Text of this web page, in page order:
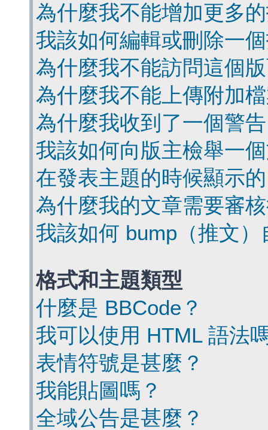
為什麼我不能增加更多
我該如何編輯或刪除一
為什麼我不能訪問這個
為什麼我不能上傳附加
為什麼我收到了一個警
我該如何向版主檢舉一
在發表主題的時候顯示
為什麼我的文章需要審
我該如何 bump（推文
格式和主題類型
什麼是 BBCode？
我可以使用 HTML 語法
表情符號是甚麼？
我能貼圖嗎？
全域公告是甚麼？